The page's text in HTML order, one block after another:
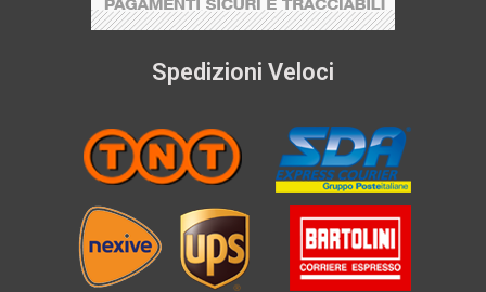
Spedizioni Veloci